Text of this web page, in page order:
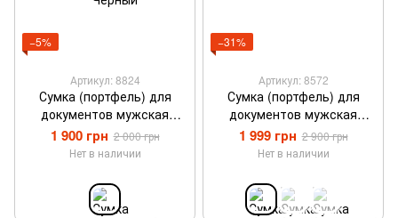
−5%
Артикул: 8824
Сумка (портфель) для
документов мужская
портфель из натуральной
кожи Marrant - Коричневый
1 900 грн 2 000 грн
Нет в наличии
−31%
Артикул: 8572
Сумка (портфель) для
документов мужская
портфель из натуральной
кожи Marrant - Черный
1 999 грн 2 900 грн
Нет в наличии